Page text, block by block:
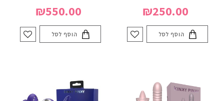
₪250.00
הוסף לסל
₪550.00
הוסף לסל